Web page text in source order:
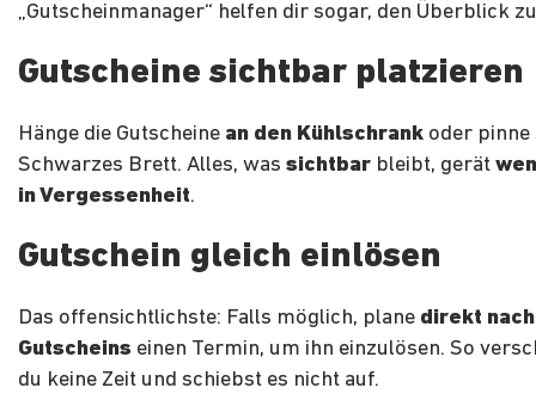
„Gutscheinmanager“ helfen dir sogar, den Überblick
Gutscheine sichtbar platzieren
Hänge die Gutscheine an den Kühlschrank oder pinne
Schwarzes Brett. Alles, was sichtbar bleibt, gerät
in Vergessenheit.
Gutschein gleich einlösen
Das offensichtlichste: Falls möglich, plane direkt
Gutscheins einen Termin, um ihn einzulösen. So
du keine Zeit und schiebst es nicht auf.